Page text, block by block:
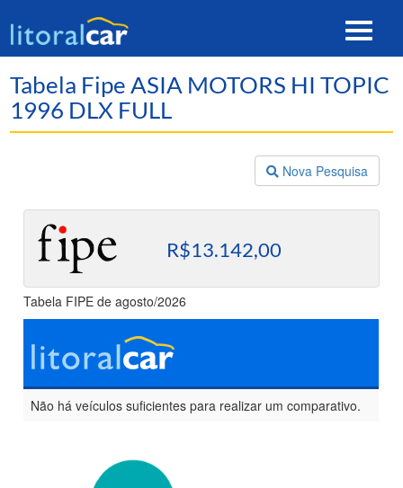
Toggle
Tabela Fipe ASIA MOTORS HI TOPIC
1996 DLX FULL
Nova Pesquisa
R$13.142,00
Tabela FIPE de agosto/2026
Não há veículos suficientes para realizar um comparativo.